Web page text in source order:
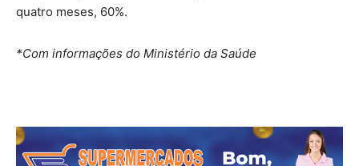
quatro meses, 60%.
*Com informações do Ministério da Saúde